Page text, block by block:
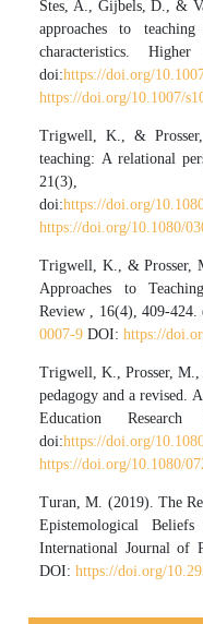
Stes, A., Gijbels, D., &
approaches to
characteristics.
doi:https://doi.org/
https://doi.org/10.1007/
Trigwell, K., &
teaching: A relational
21(3),
doi:https://doi.org/
https://doi.org/10.1080/
Trigwell, K., & Prosser,
Approaches to
Review , 16(4), 409-424.
0007-9 DOI:https://
Trigwell, K., Prosser, M.,
pedagogy and a revised.
Education
doi:https://doi.org/
https://doi.org/10.1080/
Turan, M. (2019). The
Epistemological Beliefs
International Journal of
DOI:https://doi.org/